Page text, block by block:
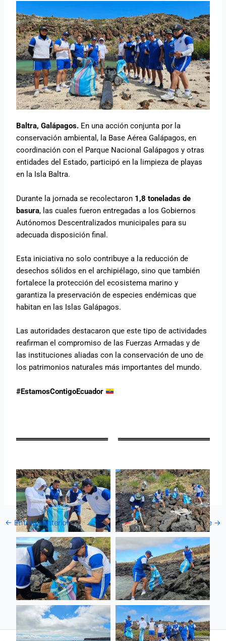
Baltra, Galápagos. En una acción conjunta por la
conservación ambiental, la Base Aérea Galápagos, en
coordinación con el Parque Nacional Galápagos y otras
entidades del Estado, participó en la limpieza de playas
en la Isla Baltra.
Durante la jornada se recolectaron 1,8 toneladas de
basura, las cuales fueron entregadas a los Gobiernos
Autónomos Descentralizados municipales para su
adecuada disposición final.
Esta iniciativa no solo contribuye a la reducción de
desechos sólidos en el archipiélago, sino que también
fortalece la protección del ecosistema marino y
garantiza la preservación de especies endémicas que
habitan en las Islas Galápagos.
Las autoridades destacaron que este tipo de actividades
reafirman el compromiso de las Fuerzas Armadas y de
las instituciones aliadas con la conservación de uno de
los patrimonios naturales más importantes del mundo.
#EstamosContigoEcuador
← Entrada anterior Entrada siguiente →